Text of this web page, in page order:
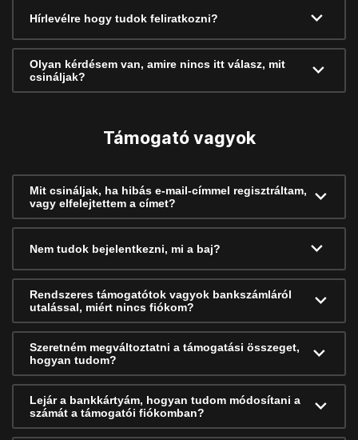
Hírlevélre hogy tudok feliratkozni?
Olyan kérdésem van, amire nincs itt válasz, mit
csináljak?
Támogató vagyok
Mit csináljak, ha hibás e-mail-címmel regisztráltam,
vagy elfelejtettem a címet?
Nem tudok bejelentkezni, mi a baj?
Rendszeres támogatótok vagyok bankszámláról
utalással, miért nincs fiókom?
Szeretném megváltoztatni a támogatási összeget,
hogyan tudom?
Lejár a bankkártyám, hogyan tudom módosítani a
számát a támogatói fiókomban?